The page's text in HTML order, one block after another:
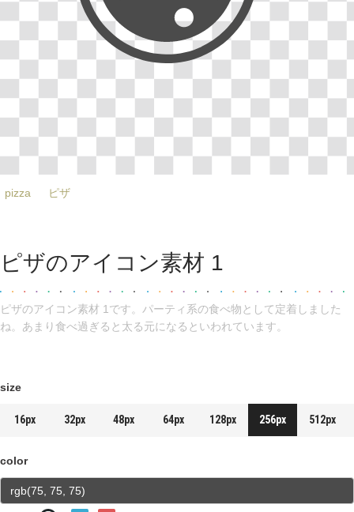
pizza ピザ
ピザのアイコン素材 1
ピザのアイコン素材 1です。パーティ系の食べ物として定着しました
ね。あまり食べ過ぎると太る元になるといわれています。
size
16px 32px 48px 64px 128px 256px 512px
color